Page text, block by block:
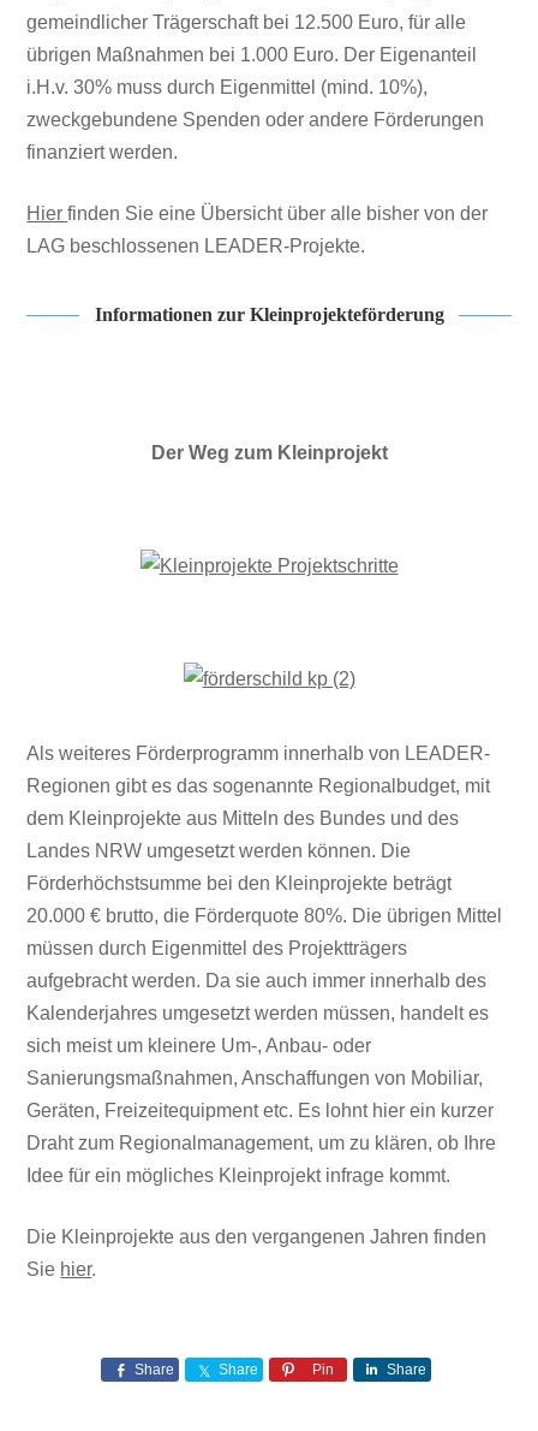
gemeindlicher Trägerschaft bei 12.500 Euro, für alle
übrigen Maßnahmen bei 1.000 Euro. Der Eigenanteil
i.H.v. 30% muss durch Eigenmittel (mind. 10%),
zweckgebundene Spenden oder andere Förderungen
finanziert werden.
Hierfinden Sie eine Übersicht über alle bisher von der
LAG beschlossenen LEADER-Projekte.
Informationen zur Kleinprojekteförderung
Der Weg zum Kleinprojekt
Als weiteres Förderprogramm innerhalb von LEADER-
Regionen gibt es das sogenannte Regionalbudget, mit
dem Kleinprojekte aus Mitteln des Bundes und des
Landes NRW umgesetzt werden können. Die
Förderhöchstsumme bei den Kleinprojekte beträgt
20.000 € brutto, die Förderquote 80%. Die übrigen Mittel
müssen durch Eigenmittel des Projektträgers
aufgebracht werden. Da sie auch immer innerhalb des
Kalenderjahres umgesetzt werden müssen, handelt es
sich meist um kleinere Um-, Anbau- oder
Sanierungsmaßnahmen, Anschaffungen von Mobiliar,
Geräten, Freizeitequipment etc. Es lohnt hier ein kurzer
Draht zum Regionalmanagement, um zu klären, ob Ihre
Idee für ein mögliches Kleinprojekt infrage kommt.
Die Kleinprojekte aus den vergangenen Jahren finden
Sie hier.
Share Share Pin Share